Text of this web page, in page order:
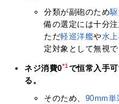
分類が副砲のため
備の選定には十分注
ただ軽巡洋艦や水
定対象として無視で
ネジ消費0*1 で恒常入手
る。
そのため、 90mm単